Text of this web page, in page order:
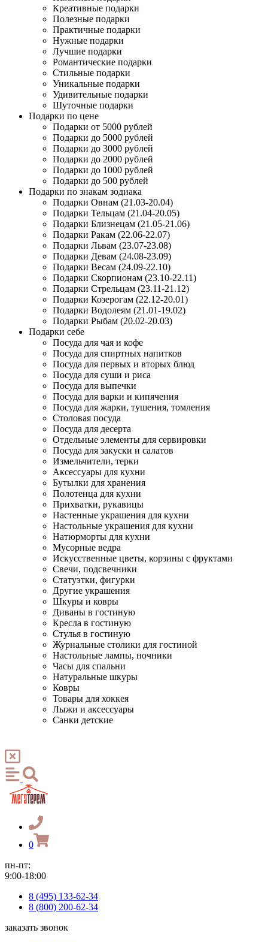
Креативные подарки
Полезные подарки
Практичные подарки
Нужные подарки
Лучшие подарки
Романтические подарки
Стильные подарки
Уникальные подарки
Удивительные подарки
Шуточные подарки
Подарки по цене
Подарки от 5000 рублей
Подарки до 5000 рублей
Подарки до 3000 рублей
Подарки до 2000 рублей
Подарки до 1000 рублей
Подарки до 500 рублей
Подарки по знакам зодиака
Подарки Овнам (21.03-20.04)
Подарки Тельцам (21.04-20.05)
Подарки Близнецам (21.05-21.06)
Подарки Ракам (22.06-22.07)
Подарки Львам (23.07-23.08)
Подарки Девам (24.08-23.09)
Подарки Весам (24.09-22.10)
Подарки Скорпионам (23.10-22.11)
Подарки Стрельцам (23.11-21.12)
Подарки Козерогам (22.12-20.01)
Подарки Водолеям (21.01-19.02)
Подарки Рыбам (20.02-20.03)
Подарки себе
Посуда для чая и кофе
Посуда для спиртных напитков
Посуда для первых и вторых блюд
Посуда для суши и риса
Посуда для выпечки
Посуда для варки и кипячения
Посуда для жарки, тушения, томления
Столовая посуда
Посуда для десерта
Отдельные элементы для сервировки
Посуда для закуски и салатов
Измельчители, терки
Аксессуары для кухни
Бутылки для хранения
Полотенца для кухни
Прихватки, рукавицы
Настенные украшения для кухни
Настольные украшения для кухни
Натюрморты для кухни
Мусорные ведра
Искусственные цветы, корзины с фруктами
Свечи, подсвечники
Статуэтки, фигурки
Другие украшения
Шкуры и ковры
Диваны в гостиную
Кресла в гостиную
Стулья в гостиную
Журнальные столики для гостиной
Настольные лампы, ночники
Часы для спальни
Натуральные шкуры
Ковры
Товары для хоккея
Лыжи и аксессуары
Санки детские
0
пн-пт:
9:00-18:00
8 (495) 133-62-34
8 (800) 200-62-34
заказать звонок